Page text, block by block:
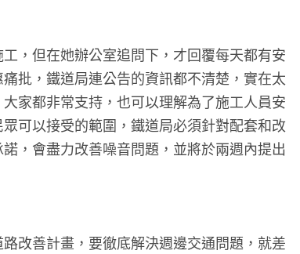
，但在她辦公室追問下，才回覆每天都有安
批，鐵道局連公告的資訊都不清楚，實在太
家都非常支持，也可以理解為了施工人員安
可以接受的範圍，鐵道局必須針對配套和改
，會盡力改善噪音問題，並將於兩週內提出
改善計畫，要徹底解決週邊交通問題，就差